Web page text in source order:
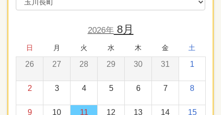
2026年8月
日 月 火 水 木 金 土
26 27 28 29 30 31 1
2 3 4 5 6 7 8
9 10 11 12 13 14 15